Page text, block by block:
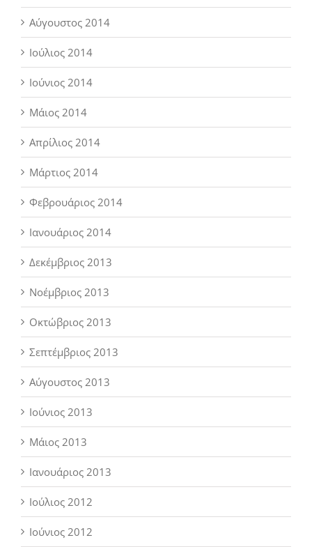
Αύγουστος 2014
Ιούλιος 2014
Ιούνιος 2014
Μάιος 2014
Απρίλιος 2014
Μάρτιος 2014
Φεβρουάριος 2014
Ιανουάριος 2014
Δεκέμβριος 2013
Νοέμβριος 2013
Οκτώβριος 2013
Σεπτέμβριος 2013
Αύγουστος 2013
Ιούνιος 2013
Μάιος 2013
Ιανουάριος 2013
Ιούλιος 2012
Ιούνιος 2012